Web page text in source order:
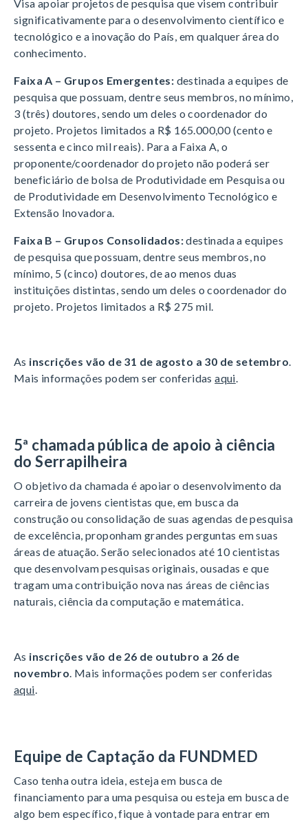
Visa apoiar projetos de pesquisa que visem contribuir
significativamente para o desenvolvimento científico e
tecnológico e a inovação do País, em qualquer área do
conhecimento.
Faixa A – Grupos Emergentes: destinada a equipes de
pesquisa que possuam, dentre seus membros, no mínimo,
3 (três) doutores, sendo um deles o coordenador do
projeto. Projetos limitados a R$ 165.000,00 (cento e
sessenta e cinco mil reais). Para a Faixa A, o
proponente/coordenador do projeto não poderá ser
beneficiário de bolsa de Produtividade em Pesquisa ou
de Produtividade em Desenvolvimento Tecnológico e
Extensão Inovadora.
Faixa B – Grupos Consolidados:destinada a equipes
de pesquisa que possuam, dentre seus membros, no
mínimo, 5 (cinco) doutores, de ao menos duas
instituições distintas, sendo um deles o coordenador do
projeto. Projetos limitados a R$ 275 mil.
As inscrições vão de 31 de agosto a 30 de setembro
Mais informações podem ser conferidasaqui
5ª chamada pública de apoio à ciência
do Serrapilheira
O objetivo da chamada é apoiar o desenvolvimento da
carreira de jovens cientistas que, em busca da
construção ou consolidação de suas agendas de pesquisa
de excelência, proponham grandes perguntas em suas
áreas de atuação. Serão selecionados até 10 cientistas
que desenvolvam pesquisas originais, ousadas e que
tragam uma contribuição nova nas áreas de ciências
naturais, ciência da computação e matemática.
As inscrições vão de 26 de outubro a 26 de
novembro . Mais informações podem ser conferidas
aqui
Equipe de Captação da FUNDMED
Caso tenha outra ideia, esteja em busca de
financiamento para uma pesquisa ou esteja em busca de
algo bem específico, fique à vontade para entrar em